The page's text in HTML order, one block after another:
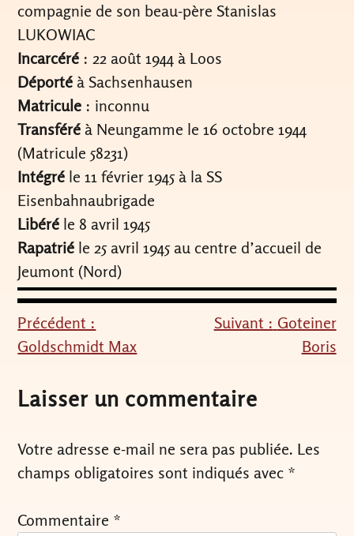
compagnie de son beau-père Stanislas
LUKOWIAC
Incarcéré : 22 août 1944 à Loos
Déporté à Sachsenhausen
Matricule : inconnu
Transféré à Neungamme le 16 octobre 1944
(Matricule 58231)
Intégré le 11 février 1945 à la SS
Eisenbahnaubrigade
Libéré le 8 avril 1945
Rapatrié le 25 avril 1945 au centre d’accueil de
Jeumont (Nord)
Navigation
de
l’article
Précédent :
Goldschmidt Max
Suivant : Goteiner
Boris
Laisser un commentaire
Votre adresse e-mail ne sera pas publiée. Les
champs obligatoires sont indiqués avec *
Commentaire *